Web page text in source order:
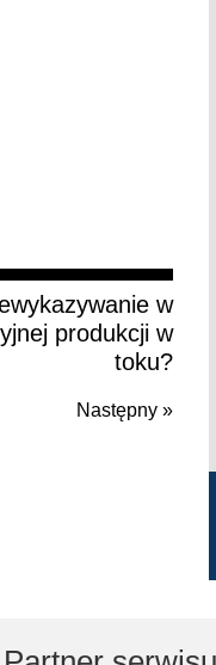
w
produkcji w
toku?
Następny »